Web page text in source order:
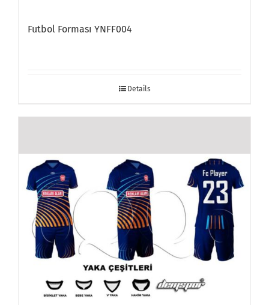
Futbol Forması YNFF004
Details